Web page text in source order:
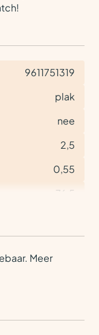
9611751319
plak
nee
2,5
0,55
76,5
Meer